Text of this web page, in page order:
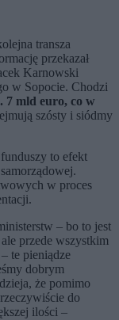
transza
przekazał
Karnowski
w Sopocie. Chodzi
7 mld euro, co w
szósty i siódmy
to efekt
w proces
– bo to jest
przede wszystkim
te pieniądze
dobrym
że pomimo
do
ilości –